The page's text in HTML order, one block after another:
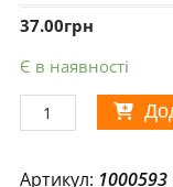
37.00грн
Є в наявності
Провода
з'єднувальні
Артикул: 1000593